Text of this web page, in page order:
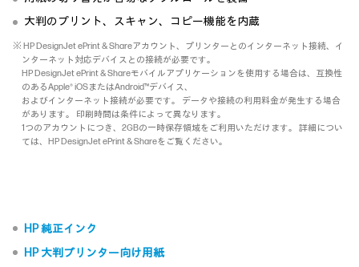
大判のプリント、スキャン、コピー機能を内蔵
※ HP DesignJet ePrint & Shareアカウント、プリンターとのインターネット接続、イ
ンターネット対応デバイスとの接続が必要です。
HP DesignJet ePrint & Shareモバイルアプリケーションを使用する場合は、互換性
のあるApple® iOSまたはAndroid™デバイス、
およびインターネット接続が必要です。 データや接続の利用料金が発生する場合
があります。 印刷時間は条件によって異なります。
1つのアカウントにつき、2GBの一時保存領域をご利用いただけます。 詳細につい
ては、HP DesignJet ePrint & Shareをご覧ください。
HP 純正インク
HP 大判プリンター向け用紙